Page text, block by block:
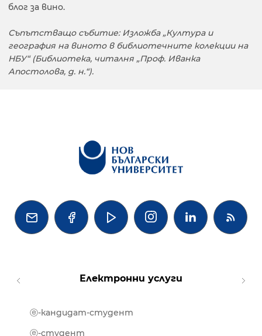
блог за вино.
Съпътстващо събитие: Изложба „Култура и
география на виното в библиотечните колекции на
НБУ“ (Библиотека, читалня „Проф. Иванка
Апостолова, д. н.“).
   
Електронни услуги
ⓔ-кандидат-студент
ⓔ-студент